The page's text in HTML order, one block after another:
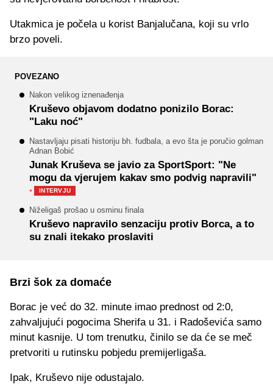
Utakmica je počela u korist Banjalučana, koji su vrlo
brzo poveli.
POVEZANO
Nakon velikog iznenađenja
Kruševo objavom dodatno ponizilo Borac:
"Laku noć"
Nastavljaju pisati historiju bh. fudbala, a evo šta je poručio golman
Adnan Bobić
Junak Kruševa se javio za SportSport: "Ne
mogu da vjerujem kakav smo podvig napravili"
· INTERVJU
Niželigaš prošao u osminu finala
Kruševo napravilo senzaciju protiv Borca, a to
su znali itekako proslaviti
Brzi šok za domaće
Borac je već do 32. minute imao prednost od 2:0,
zahvaljujući pogocima Sherifa u 31. i Radoševića samo
minut kasnije. U tom trenutku, činilo se da će se meč
pretvoriti u rutinsku pobjedu premijerligaša.
Ipak, Kruševo nije odustajalo.